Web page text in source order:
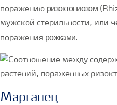
поражению ризоктониозом
мужской стерильности, или
поражения рожками.
Марганец